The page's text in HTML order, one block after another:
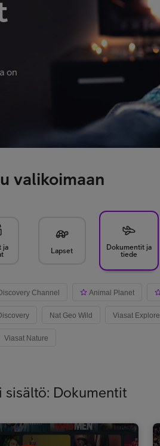
on
valikoimaan
ja
Lapset
Dokumentit ja
tiede
Channel Animal Planet
Nat Geo Wild Viasat Explore
Viasat Nature
sisältö: Dokumentit